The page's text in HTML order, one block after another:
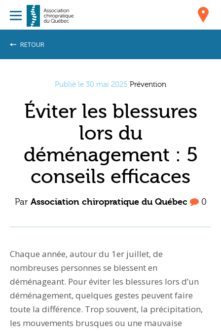
RETOUR
Publié le 30 mai 2025 Prévention
Éviter les blessures
lors du
déménagement : 5
conseils efficaces
Par Association chiropratique du Québec 0
Chaque année, autour du 1er juillet, de
nombreuses personnes se blessent en
déménageant. Pour éviter les blessures lors d’un
déménagement, quelques gestes peuvent faire
toute la différence. Trop souvent, la précipitation,
les mouvements brusques ou une mauvaise